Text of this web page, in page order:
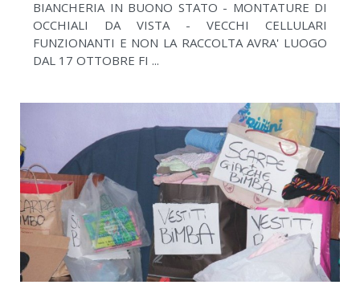
BIANCHERIA IN BUONO STATO - MONTATURE DI
OCCHIALI DA VISTA - VECCHI CELLULARI
FUNZIONANTI E NON LA RACCOLTA AVRA' LUOGO
DAL 17 OTTOBRE FI ...